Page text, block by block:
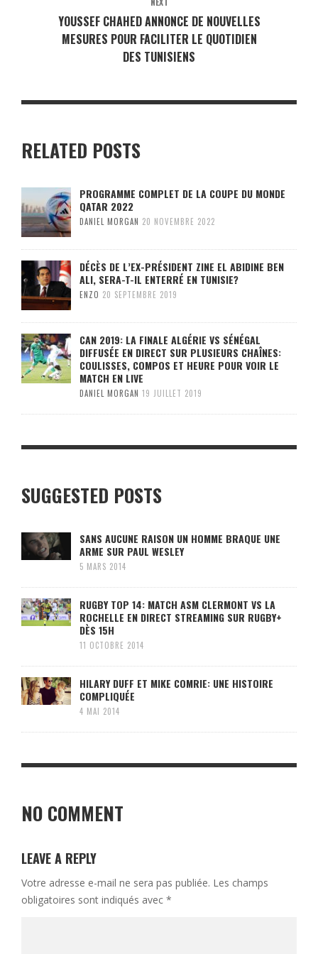
YOUSSEF CHAHED ANNONCE DE NOUVELLES
MESURES POUR FACILITER LE QUOTIDIEN
DES TUNISIENS
RELATED POSTS
PROGRAMME COMPLET DE LA COUPE DU MONDE
QATAR 2022
DANIEL MORGAN 20 NOVEMBRE 2022
DÉCÈS DE L’EX-PRÉSIDENT ZINE EL ABIDINE BEN
ALI, SERA-T-IL ENTERRÉ EN TUNISIE?
ENZO 20 SEPTEMBRE 2019
CAN 2019: LA FINALE ALGÉRIE VS SÉNÉGAL
DIFFUSÉE EN DIRECT SUR PLUSIEURS CHAÎNES:
COULISSES, COMPOS ET HEURE POUR VOIR LE
MATCH EN LIVE
DANIEL MORGAN 19 JUILLET 2019
SUGGESTED POSTS
SANS AUCUNE RAISON UN HOMME BRAQUE UNE
ARME SUR PAUL WESLEY
5 MARS 2014
RUGBY TOP 14: MATCH ASM CLERMONT VS LA
ROCHELLE EN DIRECT STREAMING SUR RUGBY+
DÈS 15H
11 OCTOBRE 2014
HILARY DUFF ET MIKE COMRIE: UNE HISTOIRE
COMPLIQUÉE
4 MAI 2014
NO COMMENT
LEAVE A REPLY
Votre adresse e-mail ne sera pas publiée. Les champs
obligatoires sont indiqués avec *